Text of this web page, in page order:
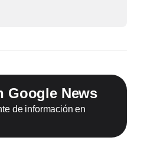
Google News
de información en